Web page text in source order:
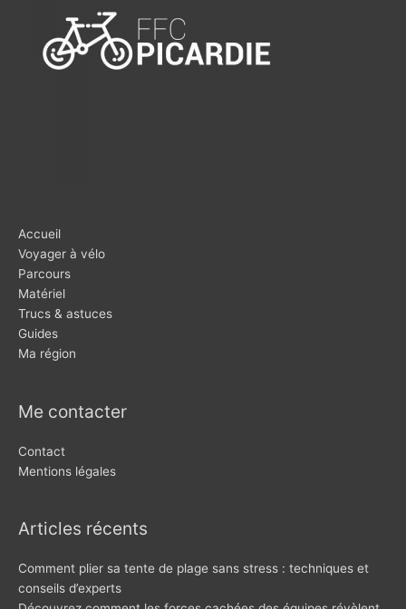
Accueil
Voyager à vélo
Parcours
Matériel
Trucs & astuces
Guides
Ma région
Me contacter
Contact
Mentions légales
Articles récents
Comment plier sa tente de plage sans stress : techniques et
conseils d’experts